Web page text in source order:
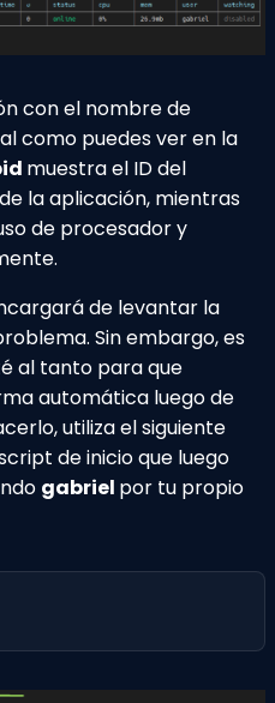
con el nombre de
como puedes ver en la
muestra el ID del
la aplicación, mientras
de procesador y
de levantar la
Sin embargo, es
al tanto para que
automática luego de
utiliza el siguiente
de inicio que luego
gabriel por tu propio